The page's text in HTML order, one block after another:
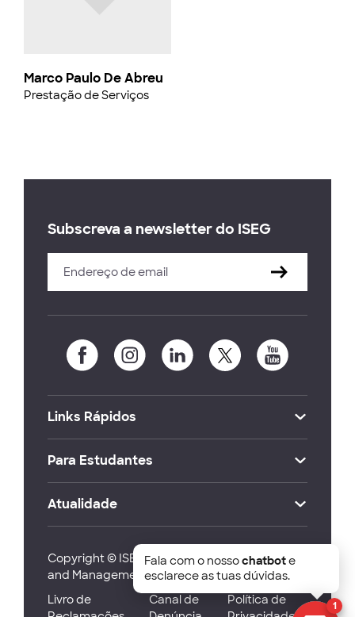
Marco Paulo De Abreu
Prestação de Serviços
Subscreva a newsletter do ISEG
Links Rápidos
Para Estudantes
Atualidade
Copyright © ISEG Lisbon School of Economics
and Management 2026
Livro de
Canal de
Política de
1
Fala com o nossochatbote
esclarece as tuas dúvidas.